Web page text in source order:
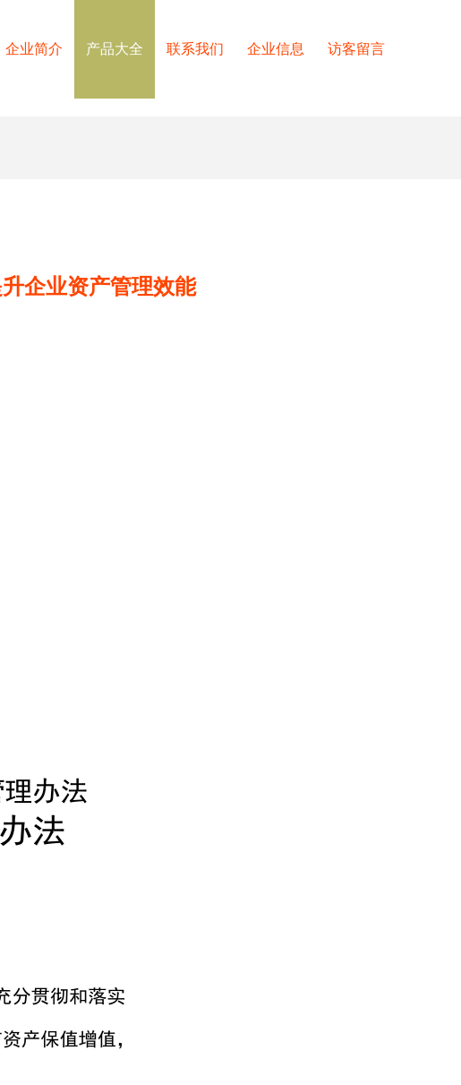
企业简介 产品大全 联系我们 企业信息 访客留言
企业资产管理效能